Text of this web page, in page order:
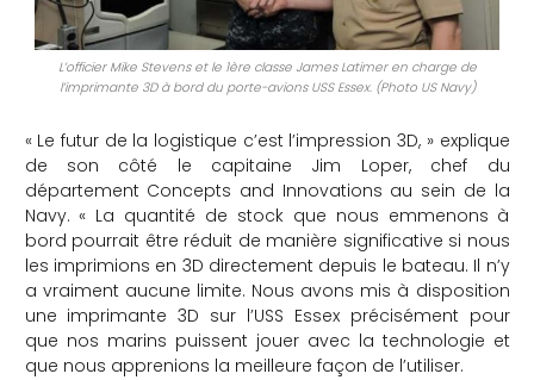
L’officier Mike Stevens et le 1ère classe James Latimer en charge de
l’imprimante 3D à bord du porte-avions USS Essex. (Photo US Navy)
« Le futur de la logistique c’est l’impression 3D, » explique
de son côté le capitaine Jim Loper, chef du
département Concepts and Innovations au sein de la
Navy. « La quantité de stock que nous emmenons à
bord pourrait être réduit de manière significative si nous
les imprimions en 3D directement depuis le bateau. Il n’y
a vraiment aucune limite. Nous avons mis à disposition
une imprimante 3D sur l’USS Essex précisément pour
que nos marins puissent jouer avec la technologie et
que nous apprenions la meilleure façon de l’utiliser.